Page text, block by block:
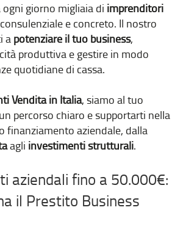
ogni giorno migliaia di imprenditori
e concreto. Il nostro
a potenziare il tuo business,
produttiva e gestire in modo
quotidiane di cassa.
Vendita in Italia, siamo al tuo
percorso chiaro e supportarti nella
finanziamento aziendale, dalla
agli investimenti strutturali.
aziendali fino a 50.000€:
il Prestito Business